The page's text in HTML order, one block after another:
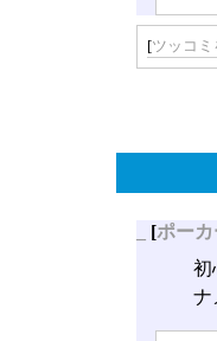
[ツッコ
[ポーカ
初
ナ